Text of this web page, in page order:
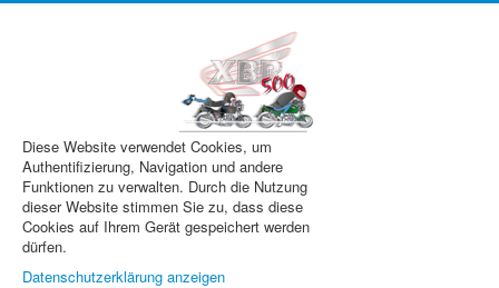
Diese Website verwendet Cookies, um
Authentifizierung, Navigation und andere
Funktionen zu verwalten. Durch die Nutzung
dieser Website stimmen Sie zu, dass diese
Cookies auf Ihrem Gerät gespeichert werden
dürfen.
Datenschutzerklärung anzeigen